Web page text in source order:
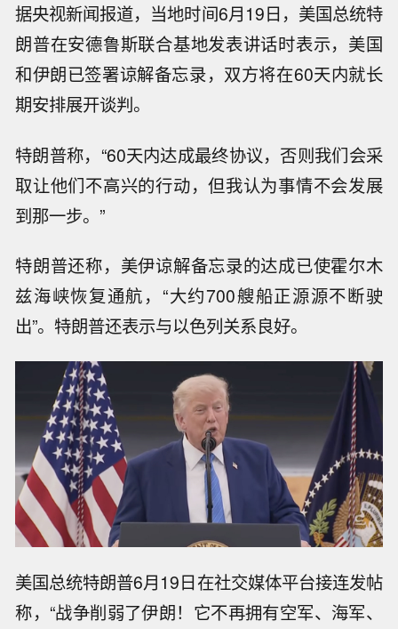
据央视新闻报道，当地时间6月19日，美国总统特
朗普在安德鲁斯联合基地发表讲话时表示，美国
和伊朗已签署谅解备忘录，双方将在60天内就长
期安排展开谈判。
特朗普称，“60天内达成最终协议，否则我们会采
取让他们不高兴的行动，但我认为事情不会发展
到那一步。”
特朗普还称，美伊谅解备忘录的达成已使霍尔木
兹海峡恢复通航，“大约700艘船正源源不断驶
出”。特朗普还表示与以色列关系良好。
美国总统特朗普6月19日在社交媒体平台接连发帖
称，“战争削弱了伊朗！它不再拥有空军、海军、